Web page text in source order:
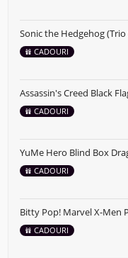
Sonic the Hedgehog
CADOURI
Assassin's Creed Black
CADOURI
YuMe Hero Blind Box
CADOURI
Bitty Pop! Marvel X-Men
CADOURI